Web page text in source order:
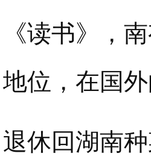
《读书》，
地位，在国
退休回湖南